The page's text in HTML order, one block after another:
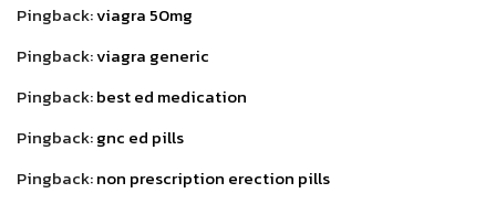
Pingback:viagra 50mg
Pingback:viagra generic
Pingback:best ed medication
Pingback:gnc ed pills
Pingback:non prescription erection pills